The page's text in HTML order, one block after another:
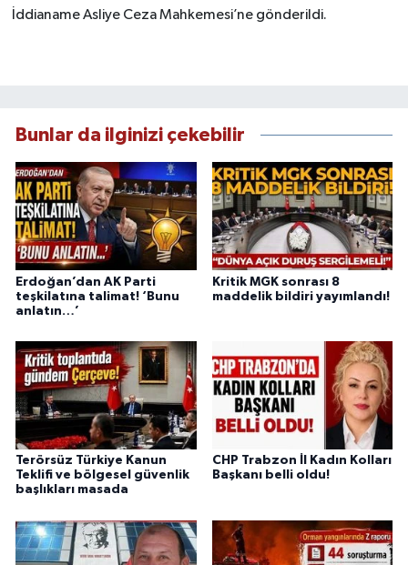
İddianame Asliye Ceza Mahkemesi’ne gönderildi.
Bunlar da ilginizi çekebilir
Erdoğan’dan AK Parti
teşkilatına talimat! ‘Bunu
anlatın…’
Kritik MGK sonrası 8
maddelik bildiri yayımlandı!
Terörsüz Türkiye Kanun
Teklifi ve bölgesel güvenlik
başlıkları masada
CHP Trabzon İl Kadın Kolları
Başkanı belli oldu!